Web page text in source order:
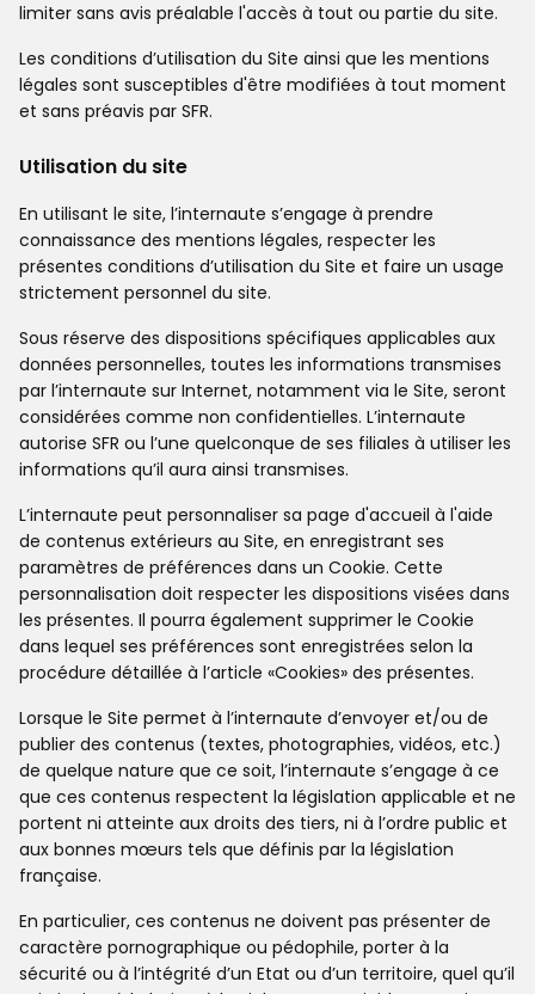
limiter sans avis préalable l'accès à tout ou partie du site.
Les conditions d’utilisation du Site ainsi que les mentions
légales sont susceptibles d'être modifiées à tout moment
et sans préavis par SFR.
Utilisation du site
En utilisant le site, l’internaute s’engage à prendre
connaissance des mentions légales, respecter les
présentes conditions d’utilisation du Site et faire un usage
strictement personnel du site.
Sous réserve des dispositions spécifiques applicables aux
données personnelles, toutes les informations transmises
par l’internaute sur Internet, notamment via le Site, seront
considérées comme non confidentielles. L’internaute
autorise SFR ou l’une quelconque de ses filiales à utiliser les
informations qu’il aura ainsi transmises.
L’internaute peut personnaliser sa page d'accueil à l'aide
de contenus extérieurs au Site, en enregistrant ses
paramètres de préférences dans un Cookie. Cette
personnalisation doit respecter les dispositions visées dans
les présentes. Il pourra également supprimer le Cookie
dans lequel ses préférences sont enregistrées selon la
procédure détaillée à l’article «Cookies» des présentes.
Lorsque le Site permet à l’internaute d’envoyer et/ou de
publier des contenus (textes, photographies, vidéos, etc.)
de quelque nature que ce soit, l’internaute s’engage à ce
que ces contenus respectent la législation applicable et ne
portent ni atteinte aux droits des tiers, ni à l’ordre public et
aux bonnes mœurs tels que définis par la législation
française.
En particulier, ces contenus ne doivent pas présenter de
caractère pornographique ou pédophile, porter à la
sécurité ou à l’intégrité d’un Etat ou d’un territoire, quel qu’il